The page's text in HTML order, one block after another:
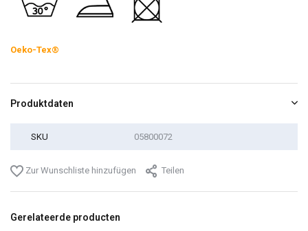
Oeko-Tex®
Produktdaten
SKU 05800072
Zur Wunschliste hinzufügen Teilen
Gerelateerde producten